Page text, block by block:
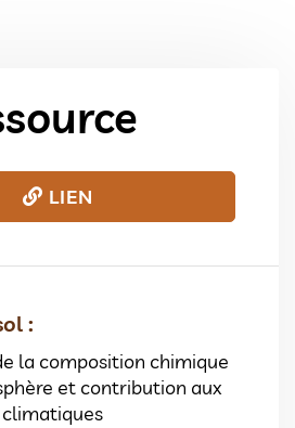
LIEN
:
la composition chimique
et contribution aux
climatiques